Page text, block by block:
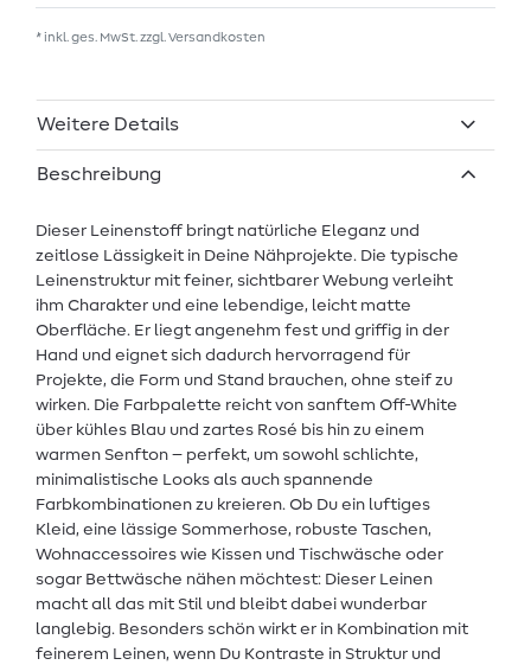
* inkl. ges. MwSt. zzgl. Versandkosten
Weitere Details
Beschreibung
Dieser Leinenstoff bringt natürliche Eleganz und
zeitlose Lässigkeit in Deine Nähprojekte. Die typische
Leinenstruktur mit feiner, sichtbarer Webung verleiht
ihm Charakter und eine lebendige, leicht matte
Oberfläche. Er liegt angenehm fest und griffig in der
Hand und eignet sich dadurch hervorragend für
Projekte, die Form und Stand brauchen, ohne steif zu
wirken. Die Farbpalette reicht von sanftem Off-White
über kühles Blau und zartes Rosé bis hin zu einem
warmen Senfton – perfekt, um sowohl schlichte,
minimalistische Looks als auch spannende
Farbkombinationen zu kreieren. Ob Du ein luftiges
Kleid, eine lässige Sommerhose, robuste Taschen,
Wohnaccessoires wie Kissen und Tischwäsche oder
sogar Bettwäsche nähen möchtest: Dieser Leinen
macht all das mit Stil und bleibt dabei wunderbar
langlebig. Besonders schön wirkt er in Kombination mit
feinerem Leinen, wenn Du Kontraste in Struktur und